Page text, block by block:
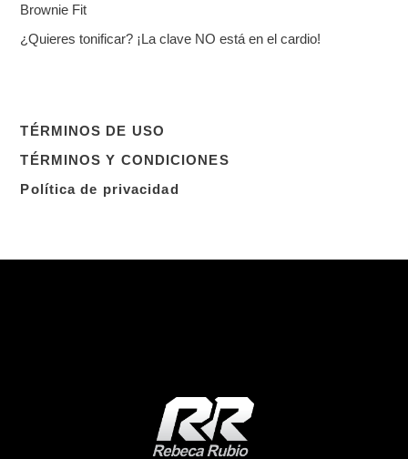
Brownie Fit
¿Quieres tonificar? ¡La clave NO está en el cardio!
TÉRMINOS DE USO
TÉRMINOS Y CONDICIONES
Política de privacidad